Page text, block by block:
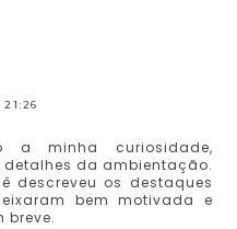
a minha curiosidade,
da ambientação.
descreveu os destaques
bem motivada e
breve.